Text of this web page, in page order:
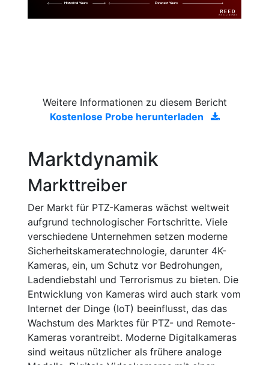
Historical Years Forecast Years
Weitere Informationen zu diesem Bericht
Kostenlose Probe herunterladen
Marktdynamik
Markttreiber
Der Markt für PTZ-Kameras wächst weltweit
aufgrund technologischer Fortschritte. Viele
verschiedene Unternehmen setzen moderne
Sicherheitskameratechnologie, darunter 4K-
Kameras, ein, um Schutz vor Bedrohungen,
Ladendiebstahl und Terrorismus zu bieten. Die
Entwicklung von Kameras wird auch stark vom
Internet der Dinge (IoT) beeinflusst, das das
Wachstum des Marktes für PTZ- und Remote-
Kameras vorantreibt. Moderne Digitalkameras
sind weitaus nützlicher als frühere analoge